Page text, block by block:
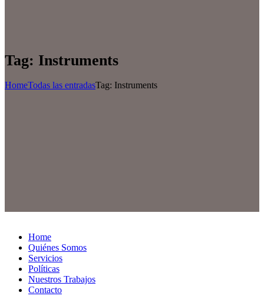
Tag: Instruments
HomeTodas las entradasTag: Instruments
Home
Quiénes Somos
Servicios
Políticas
Nuestros Trabajos
Contacto